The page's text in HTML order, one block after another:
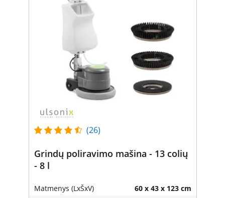
(26)
Grindų poliravimo mašina - 13 colių
- 8 l
Matmenys (LxŠxV) 60 x 43 x 123 cm